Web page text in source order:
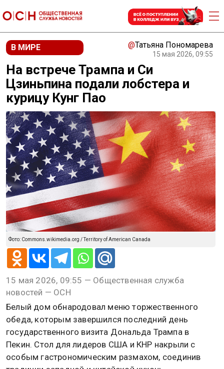
В МИРЕ @Татьяна Пономарева
15 мая 2026, 09:55
На встрече Трампа и Си
Цзиньпина подали лобстера и
курицу Кунг Пао
Фото: Commons.wikimedia.org / Territory of American Canada
15 мая 2026, 09:55 — Общественная служба
новостей — ОСН
Белый дом обнародовал меню торжественного
обеда, которым завершился последний день
государственного визита Дональда Трампа в
Пекин. Стол для лидеров США и КНР накрыли с
особым гастрономическим размахом, соединив